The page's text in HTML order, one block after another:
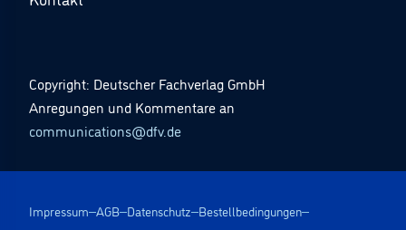
Copyright: Deutscher Fachverlag GmbH
Anregungen und Kommentare an
communications@dfv.de
Impressum AGB Datenschutz Bestellbedingungen